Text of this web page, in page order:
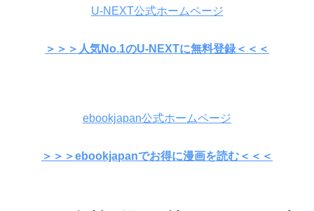
U-NEXT公式ホームページ
＞＞＞人気No.1のU-NEXTに無料登録＜＜＜
ebookjapan公式ホームページ
＞＞＞ebookjapanでお得に漫画を読む＜＜＜